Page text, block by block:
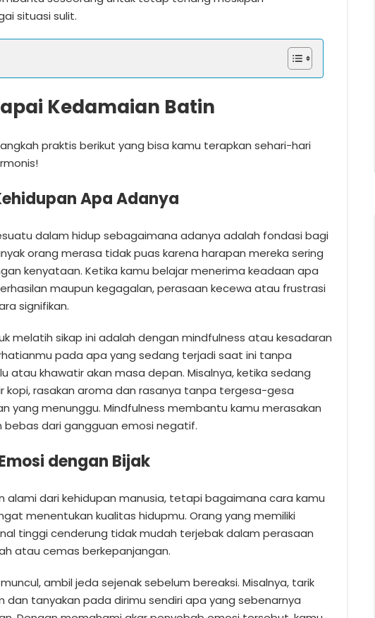
situasi sulit.
Kedamaian Batin
praktis berikut yang bisa kamu terapkan sehari-hari
Apa Adanya
dalam hidup sebagaimana adanya adalah fondasi bagi
orang merasa tidak puas karena harapan mereka sering
kenyataan. Ketika kamu belajar menerima keadaan apa
maupun kegagalan, perasaan kecewa atau frustrasi
signifikan.
melatih sikap ini adalah dengan mindfulness atau kesadaran
pada apa yang sedang terjadi saat ini tanpa
atau khawatir akan masa depan. Misalnya, ketika sedang
kopi, rasakan aroma dan rasanya tanpa tergesa-gesa
yang menunggu. Mindfulness membantu kamu merasakan
bebas dari gangguan emosi negatif.
dengan Bijak
alami dari kehidupan manusia, tetapi bagaimana cara kamu
menentukan kualitas hidupmu. Orang yang memiliki
tinggi cenderung tidak mudah terjebak dalam perasaan
atau cemas berkepanjangan.
ambil jeda sejenak sebelum bereaksi. Misalnya, tarik
tanyakan pada dirimu sendiri apa yang sebenarnya